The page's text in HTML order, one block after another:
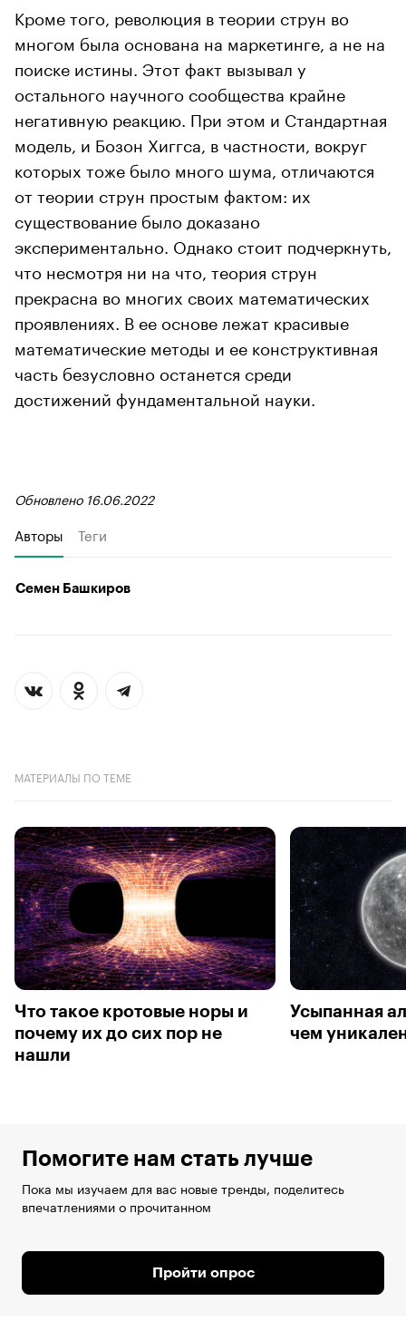
Кроме того, революция в теории струн во
многом была основана на маркетинге, а не на
поиске истины. Этот факт вызывал у
остального научного сообщества крайне
негативную реакцию. При этом и Стандартная
модель, и Бозон Хиггса, в частности, вокруг
которых тоже было много шума, отличаются
от теории струн простым фактом: их
существование было доказано
экспериментально. Однако стоит подчеркнуть,
что несмотря ни на что, теория струн
прекрасна во многих своих математических
проявлениях. В ее основе лежат красивые
математические методы и ее конструктивная
часть безусловно останется среди
достижений фундаментальной науки.
Обновлено 16.06.2022
Авторы Теги
Семен Башкиров
МАТЕРИАЛЫ ПО ТЕМЕ
Что такое кротовые норы и
почему их до сих пор не
нашли
Усыпанная
чем
Помогите нам стать лучше
Пока мы изучаем для вас новые тренды, поделитесь
впечатлениями о прочитанном
Пройти опрос